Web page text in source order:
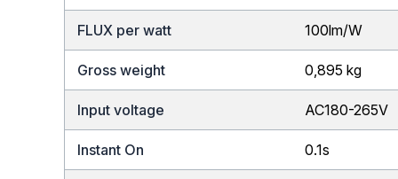
FLUX per watt 100lm/W
Gross weight 0,895 kg
Input voltage AC180-265V
Instant On 0.1s